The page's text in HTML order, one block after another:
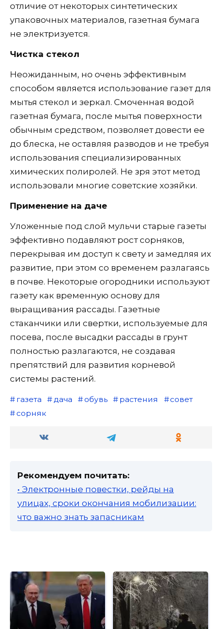
отличие от некоторых синтетических
упаковочных материалов, газетная бумага
не электризуется.
Чистка стекол
Неожиданным, но очень эффективным
способом является использование газет для
мытья стекол и зеркал. Смоченная водой
газетная бумага, после мытья поверхности
обычным средством, позволяет довести ее
до блеска, не оставляя разводов и не требуя
использования специализированных
химических полиролей. Не зря этот метод
использовали многие советские хозяйки.
Применение на даче
Уложенные под слой мульчи старые газеты
эффективно подавляют рост сорняков,
перекрывая им доступ к свету и замедляя их
развитие, при этом со временем разлагаясь
в почве. Некоторые огородники используют
газету как временную основу для
выращивания рассады. Газетные
стаканчики или свертки, используемые для
посева, после высадки рассады в грунт
полностью разлагаются, не создавая
препятствий для развития корневой
системы растений.
газета дача обувь растения
совет
сорняк
Рекомендуем почитать:
• Электронные повестки, рейды на
улицах, сроки окончания мобилизации:
что важно знать запасникам